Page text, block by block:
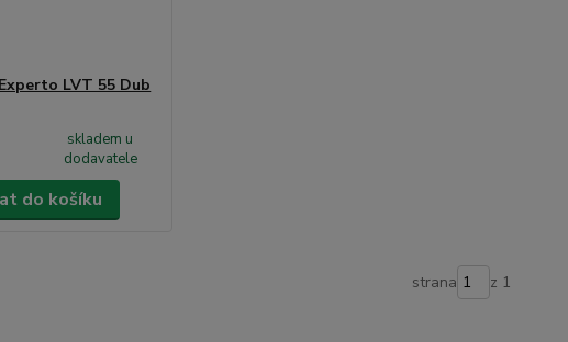
LVT 55 Dub
skladem u
dodavatele
do košíku
strana z 1